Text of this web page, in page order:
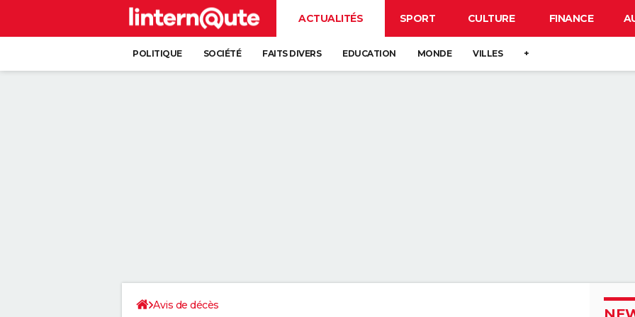
ACTUALITÉS SPORT CULTURE FINANCE
POLITIQUE SOCIÉTÉ FAITS DIVERS EDUCATION MONDE VILLES +
Avis de décès